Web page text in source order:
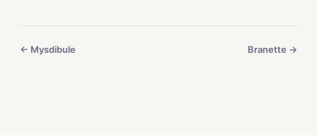
← Mysdibule Branette →